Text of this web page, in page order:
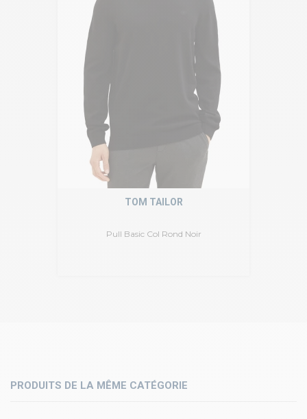
Pull Basic Col Rond Noir
TOM TAILOR
PRODUITS DE LA MÊME CATÉGORIE